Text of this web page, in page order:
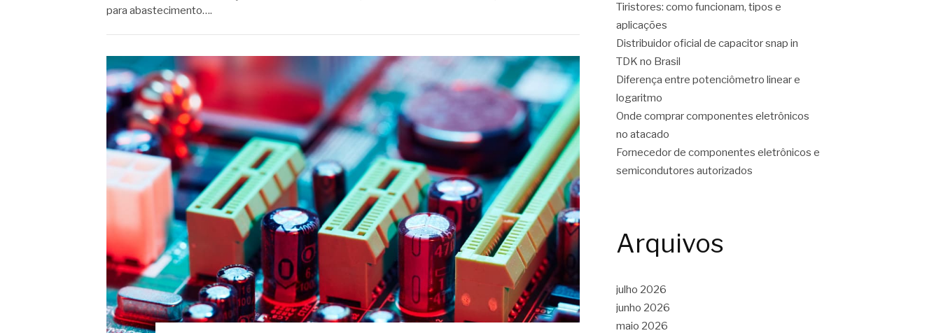
para abastecimento….
Tiristores: como funcionam, tipos e
aplicações
Distribuidor oficial de capacitor snap in
TDK no Brasil
Diferença entre potenciômetro linear e
logaritmo
Onde comprar componentes eletrônicos
no atacado
Fornecedor de componentes eletrônicos e
semicondutores autorizados
Arquivos
julho 2026
junho 2026
maio 2026